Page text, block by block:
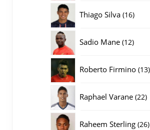
Thiago Silva 1616
Sadio Mane 1212
Roberto Firmino 1313
Raphael Varane 2222
Raheem Sterling 2626